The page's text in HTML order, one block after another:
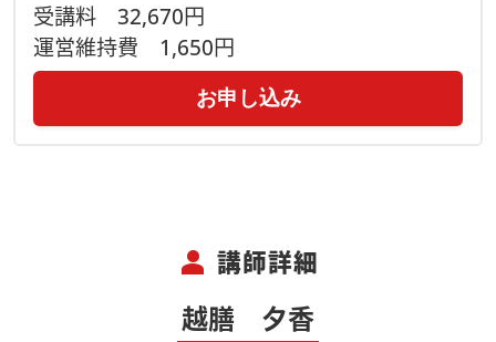
受講料 32,670円
運営維持費 1,650円
お申し込み
person 講師詳細
越膳 夕香